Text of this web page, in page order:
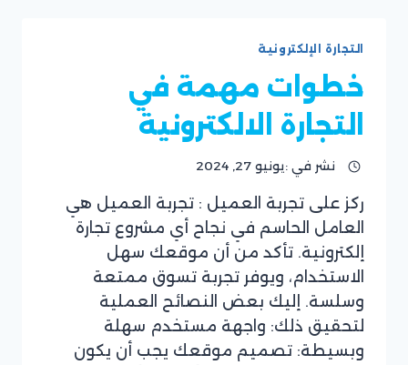
الاستشارات
الإدارية
التجارة الإلكترونية
خطوات مهمة في
التجارة الالكترونية
بقلم
نادر
العزالدين
نشر في :يونيو 27, 2024
ركز على تجربة العميل : تجربة العميل هي
العامل الحاسم في نجاح أي مشروع تجارة
إلكترونية. تأكد من أن موقعك سهل
الاستخدام، ويوفر تجربة تسوق ممتعة
وسلسة. إليك بعض النصائح العملية
لتحقيق ذلك: واجهة مستخدم سهلة
وبسيطة: تصميم موقعك يجب أن يكون